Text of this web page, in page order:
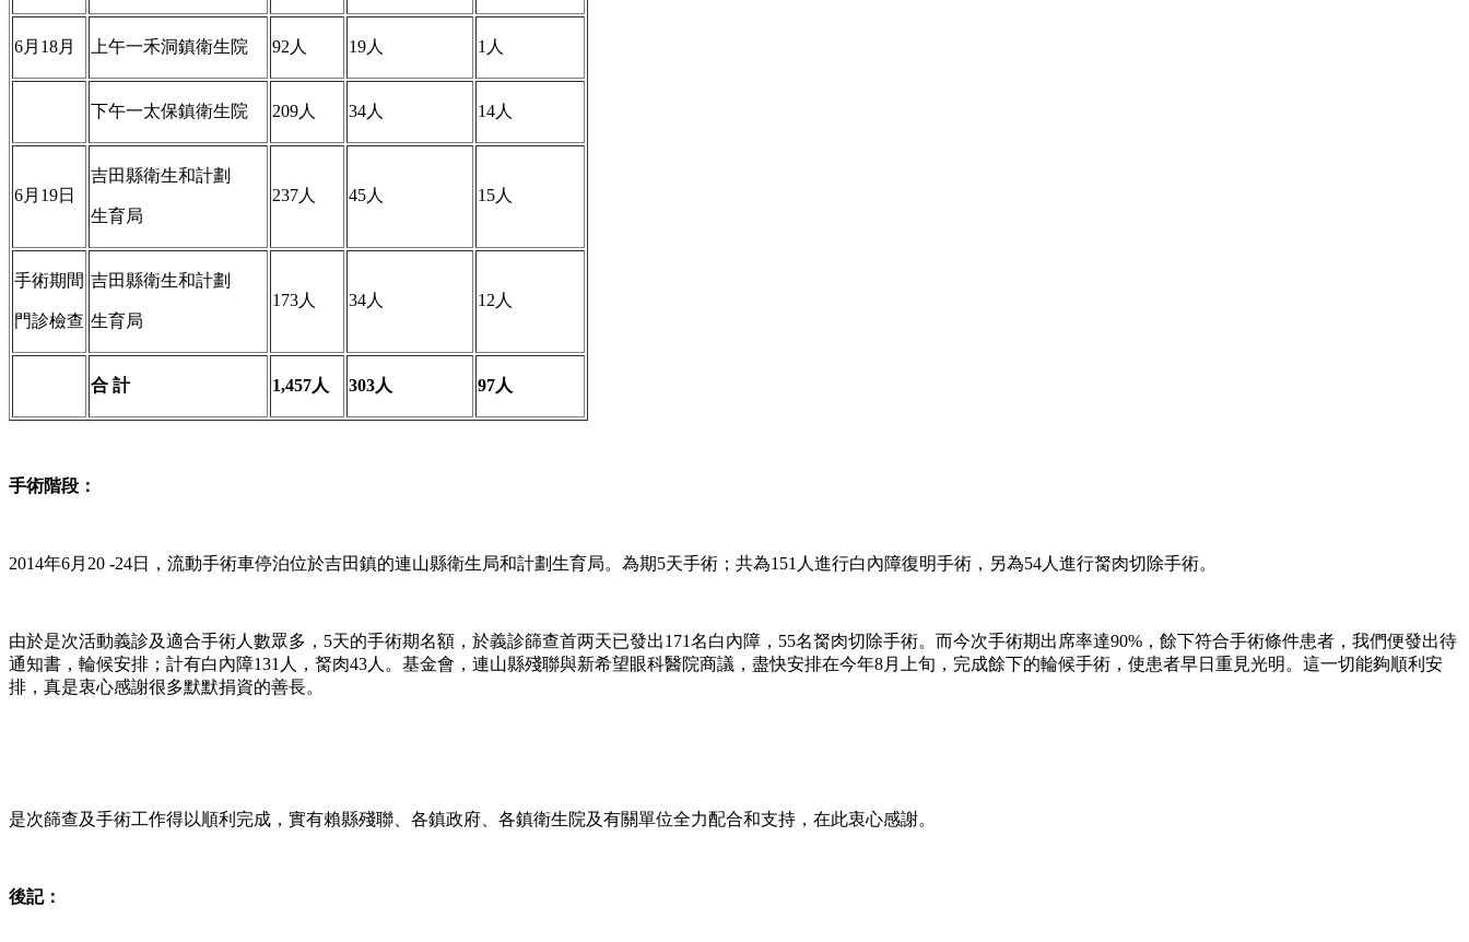
6月18月 上午一禾洞鎮衛生院 92人 19人 1人
下午一太保鎮衛生院 209人 34人 14人
6月19日
吉田縣衛生和計劃
生育局
237人 45人 15人
手術期間
門診檢查
吉田縣衛生和計劃
生育局
173人 34人 12人
合 計 1,457人 303人 97人
手術階段 ：
2014年6月20 -24日，流動手術車停泊位於吉田鎮的連山縣衛生局和計劃生育局。為期5天手術；共為151人進行白內障復明手術，另為54人進行胬肉切除手術。
由於是次活動義診及適合手術人數眾多，5天的手術期名額，於義診篩查首两天已發出171名白內障，55名胬肉切除手術。而今次手術期出席率達90%，餘下符合手術條件患者，我們便發出待
通知書，輪候安排；計有白內障131人，胬肉43人。基金會，連山縣殘聯與新希望眼科醫院商議，盡快安排在今年8月上旬，完成餘下的輪候手術，使患者早日重見光明。這一切能夠順利安
排，真是衷心感謝很多默默捐資的善長。
是次篩查及手術工作得以順利完成，實有賴縣殘聯、各鎮政府、各鎮衛生院及有關單位全力配合和支持，在此衷心感謝。
後記：